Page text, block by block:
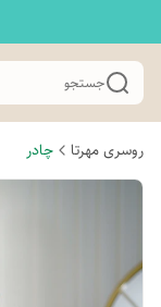
جستجو
روسری مهرتا چادر